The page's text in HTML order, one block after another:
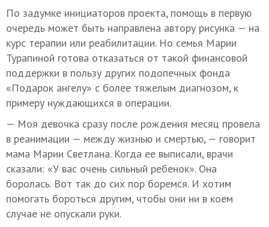
По задумке инициаторов проекта, помощь в первую
очередь может быть направлена автору рисунка — на
курс терапии или реабилитации. Но семья Марии
Турапиной готова отказаться от такой финансовой
поддержки в пользу других подопечных фонда
«Подарок ангелу» с более тяжелым диагнозом, к
примеру нуждающихся в операции.
— Моя девочка сразу после рождения месяц провела
в реанимации — между жизнью и смертью, — говорит
мама Марии Светлана. Когда ее выписали, врачи
сказали: «У вас очень сильный ребенок». Она
боролась. Вот так до сих пор боремся. И хотим
помогать бороться другим, чтобы они ни в коем
случае не опускали руки.